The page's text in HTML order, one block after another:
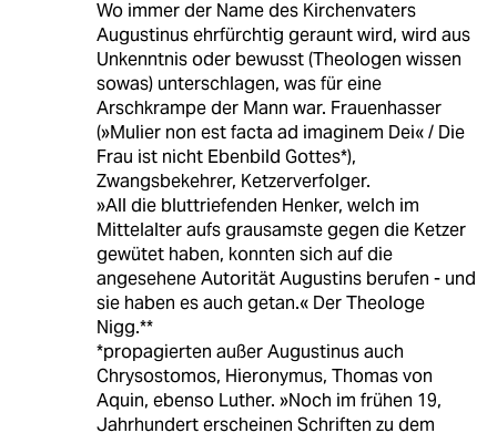
Wo immer der Name des Kirchenvaters
Augustinus ehrfürchtig geraunt wird, wird aus
Unkenntnis oder bewusst (Theologen wissen
sowas) unterschlagen, was für eine
Arschkrampe der Mann war. Frauenhasser
(»Mulier non est facta ad imaginem Dei« / Die
Frau ist nicht Ebenbild Gottes*),
Zwangsbekehrer, Ketzerverfolger.
»All die bluttriefenden Henker, welch im
Mittelalter aufs grausamste gegen die Ketzer
gewütet haben, konnten sich auf die
angesehene Autorität Augustins berufen - und
sie haben es auch getan.« Der Theologe
Nigg.**
*propagierten außer Augustinus auch
Chrysostomos, Hieronymus, Thomas von
Aquin, ebenso Luther. »Noch im frühen 19,
Jahrhundert erscheinen Schriften zu dem